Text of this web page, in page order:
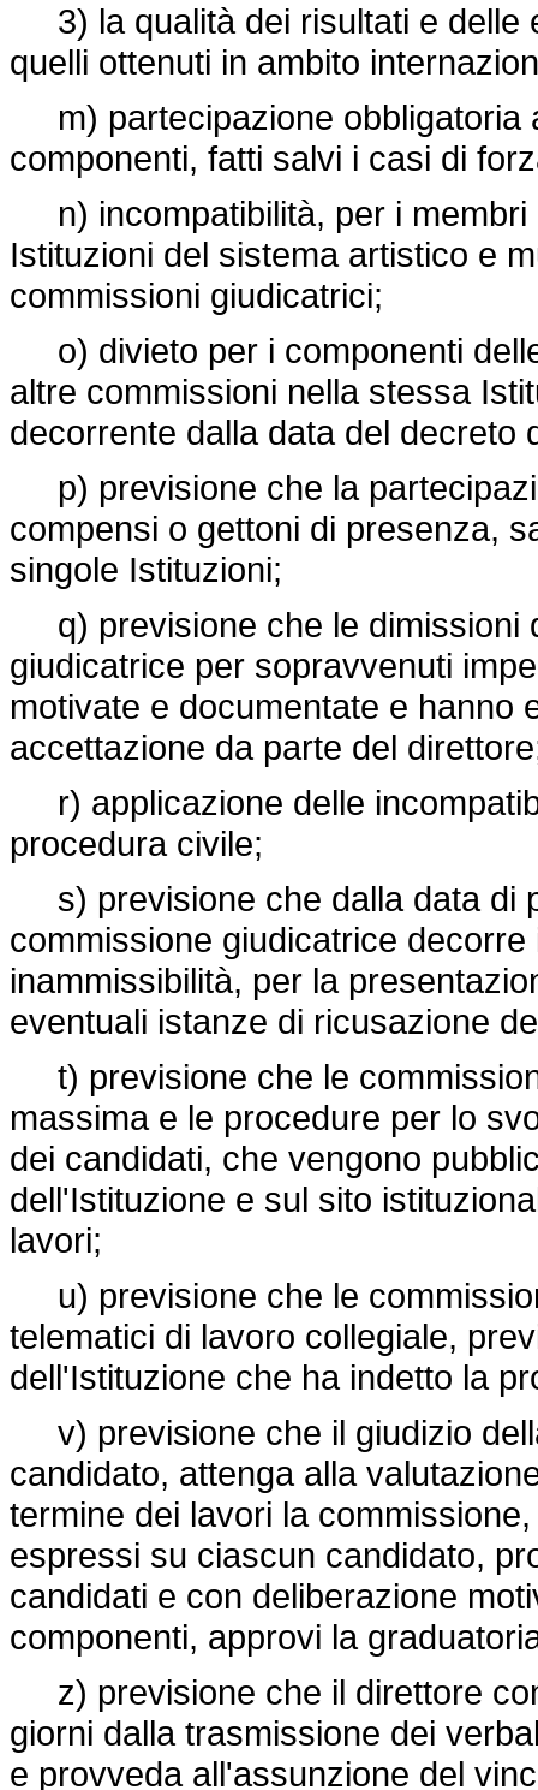
3) la qualità dei risultati e delle
quelli ottenuti in ambito
m) partecipazione obbligatoria
componenti, fatti salvi i casi di
n) incompatibilità, per i membri
Istituzioni del sistema artistico e
commissioni giudicatrici;
o) divieto per i componenti
altre commissioni nella stessa
decorrente dalla data del decreto
p) previsione che la
compensi o gettoni di presenza,
singole Istituzioni;
q) previsione che le dimissioni
giudicatrice per sopravvenuti
motivate e documentate e hanno
accettazione da parte del
r) applicazione delle
procedura civile;
s) previsione che dalla data di
commissione giudicatrice
inammissibilità, per la
eventuali istanze di ricusazione
t) previsione che le
massima e le procedure per lo
dei candidati, che vengono
dell'Istituzione e sul sito
lavori;
u) previsione che le
telematici di lavoro collegiale,
dell'Istituzione che ha indetto la
v) previsione che il giudizio
candidato, attenga alla
termine dei lavori la
espressi su ciascun candidato,
candidati e con deliberazione
componenti, approvi la
z) previsione che il direttore
giorni dalla trasmissione dei
e provveda all'assunzione del